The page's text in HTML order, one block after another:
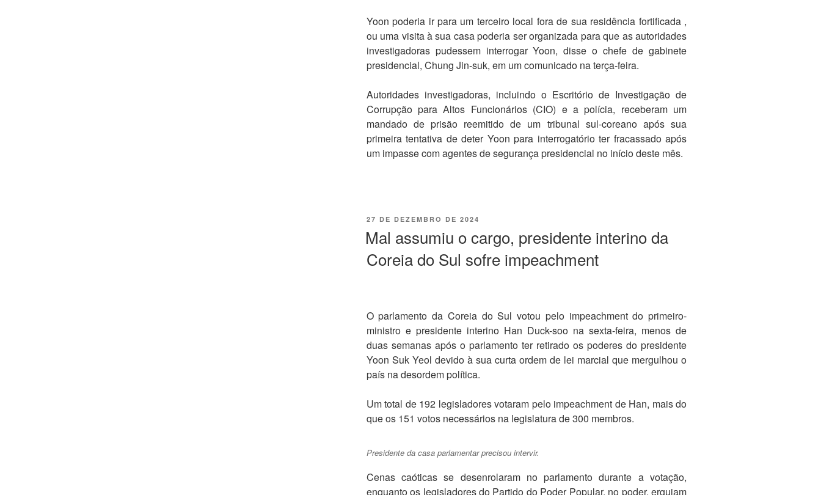
Yoon poderia ir para um terceiro local fora de sua residência fortificada ,
ou uma visita à sua casa poderia ser organizada para que as autoridades
investigadoras pudessem interrogar Yoon, disse o chefe de gabinete
presidencial, Chung Jin-suk, em um comunicado na terça-feira.
Autoridades investigadoras, incluindo o Escritório de Investigação de
Corrupção para Altos Funcionários (CIO) e a polícia, receberam um
mandado de prisão reemitido de um tribunal sul-coreano após sua
primeira tentativa de deter Yoon para interrogatório ter fracassado após
um impasse com agentes de segurança presidencial no início deste mês.
27 DE DEZEMBRO DE 2024
Mal assumiu o cargo, presidente interino da
Coreia do Sul sofre impeachment
O parlamento da Coreia do Sul votou pelo impeachment do primeiro-
ministro e presidente interino Han Duck-soo na sexta-feira, menos de
duas semanas após o parlamento ter retirado os poderes do presidente
Yoon Suk Yeol devido à sua curta ordem de lei marcial que mergulhou o
país na desordem política.
Um total de 192 legisladores votaram pelo impeachment de Han, mais do
que os 151 votos necessários na legislatura de 300 membros.
Presidente da casa parlamentar precisou intervir.
Cenas caóticas se desenrolaram no parlamento durante a votação,
enquanto os legisladores do Partido do Poder Popular, no poder, erguiam